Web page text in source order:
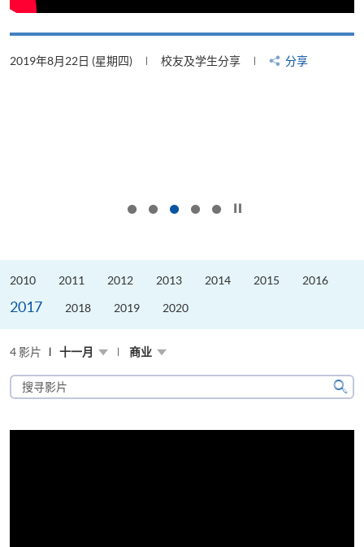
2019年8月22日 (星期四) 校友及学生分享 分享
2010 2011 2012 2013 2014 2015 2016
2017 2018 2019 2020
4 影片 十一月 商业
搜
寻
片
搜